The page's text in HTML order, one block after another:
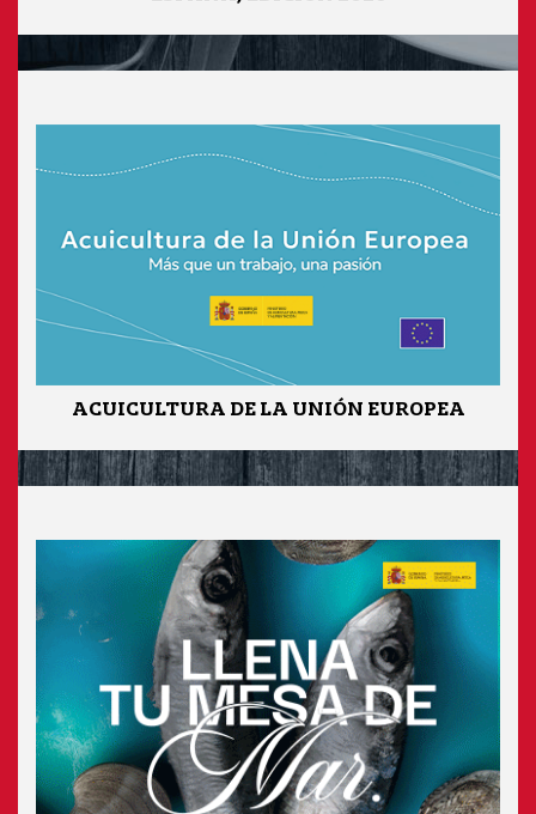
ACUICULTURA DE LA UNIÓN EUROPEA